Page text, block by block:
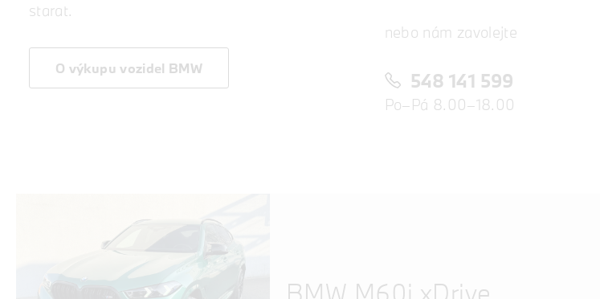
starat.
O výkupu vozidel BMW
nebo nám zavolejte
548 141 599
Po–Pá 8.00–18.00